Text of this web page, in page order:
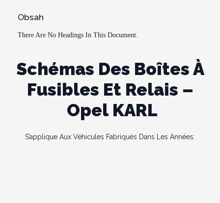
Obsah
There Are No Headings In This Document.
Schémas Des Boîtes À
Fusibles Et Relais –
Opel KARL
S’applique Aux Véhicules Fabriqués Dans Les Années: